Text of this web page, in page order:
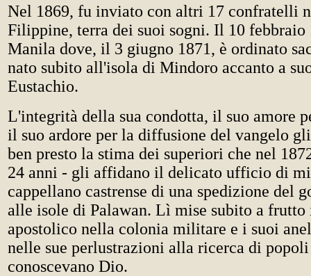
Nel 1869, fu inviato con altri 17 confratelli
Filippine, terra dei suoi sogni. Il 10 febbraio
Manila dove, il 3 giugno 1871, è ordinato
nato subito all'isola di Mindoro accanto a
Eustachio.
L'integrità della sua condotta, il suo amore
il suo ardore per la diffusione del vangelo
ben presto la stima dei superiori che nel
24 anni - gli affidano il delicato ufficio di
cappellano castrense di una spedizione del
alle isole di Palawan. Lì mise subito a frutto
apostolico nella colonia militare e i suoi
nelle sue perlustrazioni alla ricerca di popoli
conoscevano Dio.